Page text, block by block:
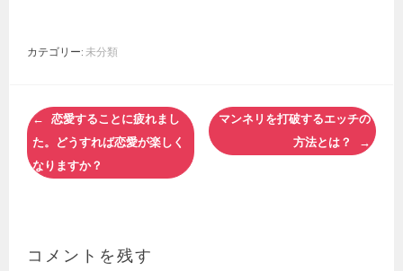
カテゴリー: 未分類
投
稿
ナ
ビ
ョ
恋愛することに疲れまし
た。どうすれば恋愛が楽しく
なりますか？
マンネリを打破するエッチの
方法とは？
コメントを残す